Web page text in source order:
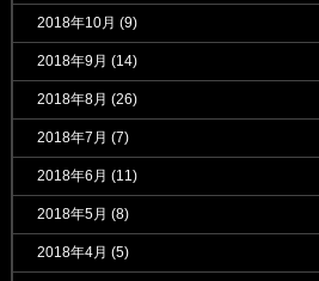
2018年10月 (9)
2018年9月 (14)
2018年8月 (26)
2018年7月 (7)
2018年6月 (11)
2018年5月 (8)
2018年4月 (5)